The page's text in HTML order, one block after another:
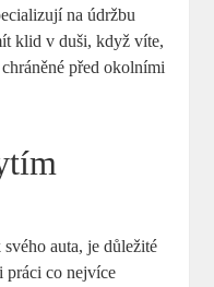
na údržbu
klid v duši, když víte,
před okolními
auta, je důležité
práci co nejvíce